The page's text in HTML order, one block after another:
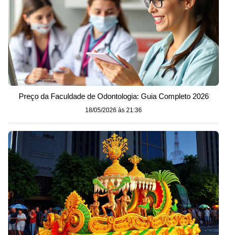
Preço da Faculdade de Odontologia: Guia Completo 2026
18/05/2026 às 21:36